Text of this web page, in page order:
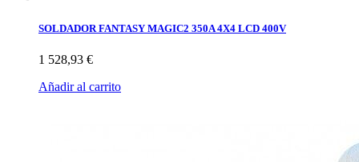
SOLDADOR FANTASY MAGIC2 350A 4X4 LCD 400V
1 528,93 €
Añadir al carrito